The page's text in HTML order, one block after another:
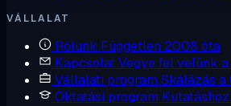
VÁLLALAT
Rólunk Független 2008 óta
KapcsolatVegye fel velünk
Vállalati program Skálázás a
Oktatási program